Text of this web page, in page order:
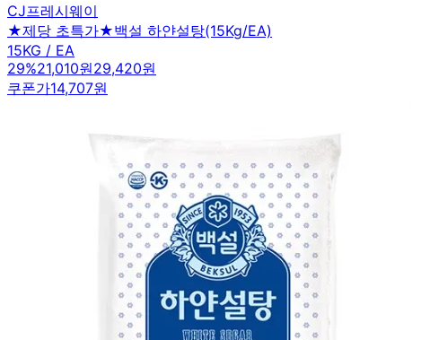
CJ프레시웨이
★제당 초특가★백설 하얀설탕(15Kg/EA)
15KG / EA
29%21,010원29,420원
쿠폰가14,707원